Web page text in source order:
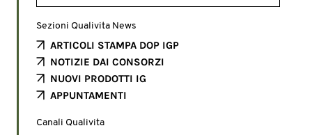
Sezioni Qualivita News
ARTICOLI STAMPA DOP IGP
NOTIZIE DAI CONSORZI
NUOVI PRODOTTI IG
APPUNTAMENTI
Canali Qualivita